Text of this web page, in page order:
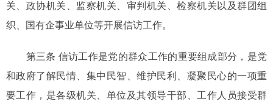
关、政协机关、监察机关、审判机关、检察机关以及群团组
织、国有企事业单位等开展信访工作。
第三条 信访工作是党的群众工作的重要组成部分，是党
和政府了解民情、集中民智、维护民利、凝聚民心的一项重
要工作，是各级机关、单位及其领导干部、工作人员接受群